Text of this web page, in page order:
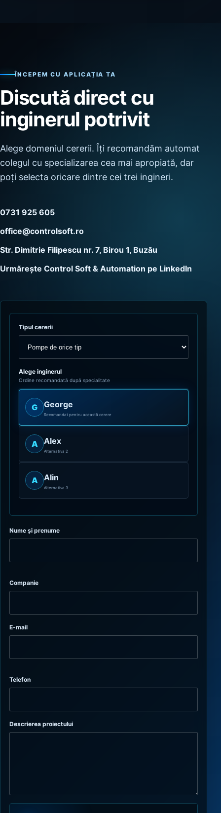
ÎNCEPEM CU APLICAȚIA TA
Discută direct cu
inginerul potrivit
Alege domeniul cererii. Îți recomandăm automat
colegul cu specializarea cea mai apropiată, dar
poți selecta oricare dintre cei trei ingineri.
0731 925 605
office@controlsoft.ro
Str. Dimitrie Filipescu nr. 7, Birou 1, Buzău
Urmărește Control Soft & Automation pe LinkedIn
Tipul cererii
Alege inginerul
Ordine recomandată după specialitate
A Alex
Alternativa 2
A Alin
Alternativa 3
G George
Recomandat pentru această cerere
Nume și prenume
Companie
E-mail
Telefon
Descrierea proiectului